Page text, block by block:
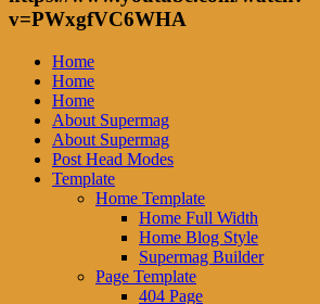
v=PWxgfVC6WHA
Home
Home
Home
About Supermag
About Supermag
Post Head Modes
Template
Home Template
Home Full Width
Home Blog Style
Supermag Builder
Page Template
404 Page